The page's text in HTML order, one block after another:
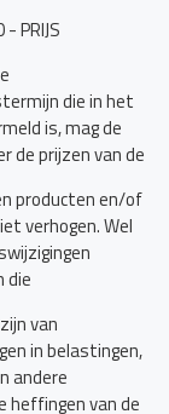
- PRIJS
die in het
is, mag de
de prijzen van de
producten en/of
verhogen. Wel
die
van
in belastingen,
andere
heffingen van de